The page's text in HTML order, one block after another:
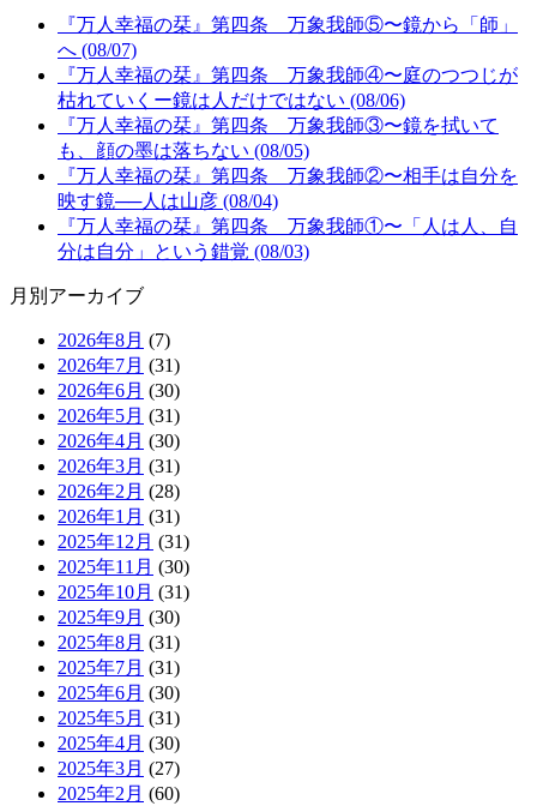
『万人幸福の栞』第四条 万象我師⑤〜鏡から「師」
へ (08/07)
『万人幸福の栞』第四条 万象我師④〜庭のつつじが
枯れていくー鏡は人だけではない (08/06)
『万人幸福の栞』第四条 万象我師③〜鏡を拭いて
も、顔の墨は落ちない (08/05)
『万人幸福の栞』第四条 万象我師②〜相手は自分を
映す鏡──人は山彦 (08/04)
『万人幸福の栞』第四条 万象我師①〜「人は人、自
分は自分」という錯覚 (08/03)
月別アーカイブ
2026年8月 (7)
2026年7月 (31)
2026年6月 (30)
2026年5月 (31)
2026年4月 (30)
2026年3月 (31)
2026年2月 (28)
2026年1月 (31)
2025年12月 (31)
2025年11月 (30)
2025年10月 (31)
2025年9月 (30)
2025年8月 (31)
2025年7月 (31)
2025年6月 (30)
2025年5月 (31)
2025年4月 (30)
2025年3月 (27)
2025年2月 (60)